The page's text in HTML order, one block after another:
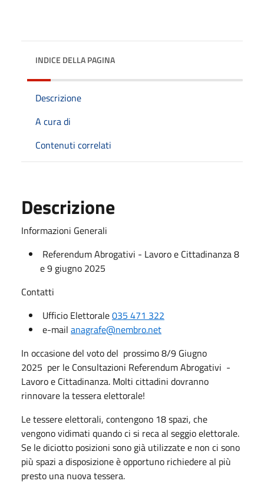
INDICE DELLA PAGINA
Descrizione
A cura di
Contenuti correlati
Descrizione
Informazioni Generali
Referendum Abrogativi - Lavoro e Cittadinanza 8
e 9 giugno 2025
Contatti
Ufficio Elettorale035 471 322
e-mail anagrafe@nembro.net
In occasione del voto del prossimo 8/9 Giugno
2025 per le Consultazioni Referendum Abrogativi -
Lavoro e Cittadinanza. Molti cittadini dovranno
rinnovare la tessera elettorale!
Le tessere elettorali, contengono 18 spazi, che
vengono vidimati quando ci si reca al seggio elettorale.
Se le diciotto posizioni sono già utilizzate e non ci sono
più spazi a disposizione è opportuno richiedere al più
presto una nuova tessera.